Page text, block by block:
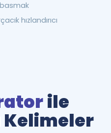
hızlandırıcı
ile
Kelimeler